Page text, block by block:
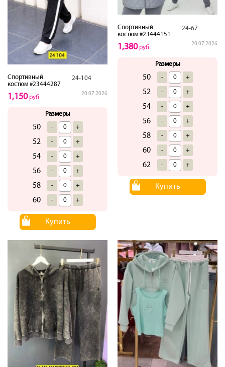
Спортивный
костюм #23444287
24-104
20.07.2026
1,150руб
Размеры
50 - +
52 - +
54 - +
56 - +
58 - +
60 - +
Купить
Спортивный
костюм #23444151
24-67
20.07.2026
1,380руб
Размеры
50 - +
52 - +
54 - +
56 - +
58 - +
60 - +
62 - +
Купить